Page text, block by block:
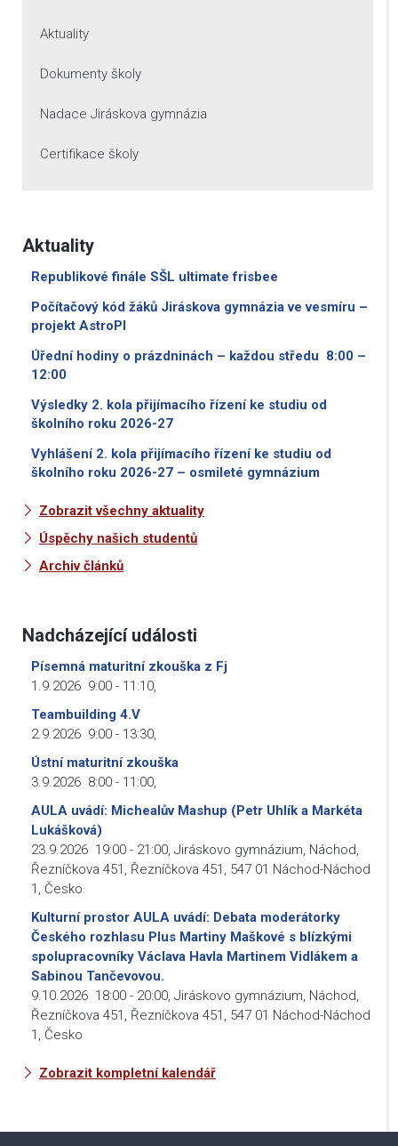
Aktuality
Dokumenty školy
Nadace Jiráskova gymnázia
Certifikace školy
Aktuality
Republikové finále SŠL ultimate frisbee
Počítačový kód žáků Jiráskova gymnázia ve vesmíru –
projekt AstroPI
Úřední hodiny o prázdninách – každou středu 8:00 –
12:00
Výsledky 2. kola přijímacího řízení ke studiu od
školního roku 2026-27
Vyhlášení 2. kola přijímacího řízení ke studiu od
školního roku 2026-27 – osmileté gymnázium
Zobrazit všechny aktuality
Úspěchy našich studentů
Archiv článků
Nadcházející události
Písemná maturitní zkouška z Fj
1.9.2026 9:00 - 11:10,
Teambuilding 4.V
2.9.2026 9:00 - 13:30,
Ústní maturitní zkouška
3.9.2026 8:00 - 11:00,
AULA uvádí: Michealův Mashup (Petr Uhlík a Markéta
Lukášková)
23.9.2026 19:00 - 21:00, Jiráskovo gymnázium, Náchod,
Řezníčkova 451, Řezníčkova 451, 547 01 Náchod-Náchod
1, Česko
Kulturní prostor AULA uvádí: Debata moderátorky
Českého rozhlasu Plus Martiny Maškové s blízkými
spolupracovníky Václava Havla Martinem Vidlákem a
Sabinou Tančevovou.
9.10.2026 18:00 - 20:00, Jiráskovo gymnázium, Náchod,
Řezníčkova 451, Řezníčkova 451, 547 01 Náchod-Náchod
1, Česko
Zobrazit kompletní kalendář